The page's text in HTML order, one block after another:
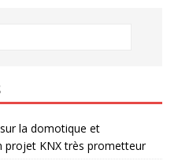
la domotique et
projet KNX très prometteur